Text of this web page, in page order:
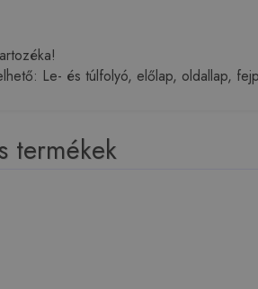
Le- és túlfolyó, előlap, oldallap,
termékek